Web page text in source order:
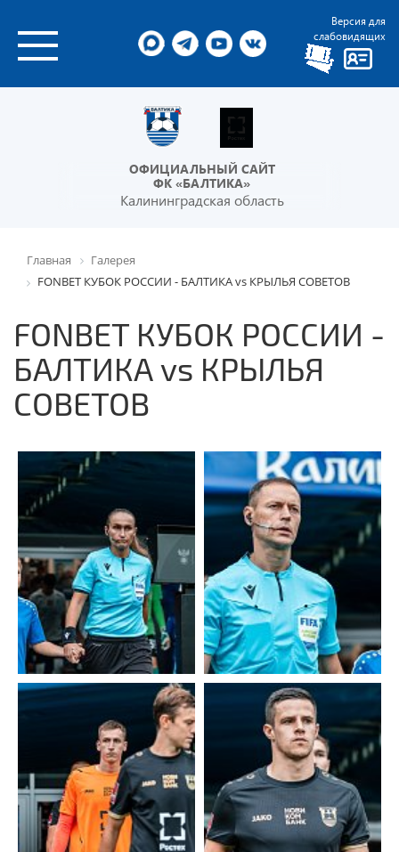
Версия для
слабовидящих
ОФИЦИАЛЬНЫЙ САЙТ
ФК «БАЛТИКА»
Калининградская область
Главная
Галерея
FONBET КУБОК РОССИИ - БАЛТИКА vs КРЫЛЬЯ СОВЕТОВ
FONBET КУБОК РОССИИ -
БАЛТИКА vs КРЫЛЬЯ
СОВЕТОВ